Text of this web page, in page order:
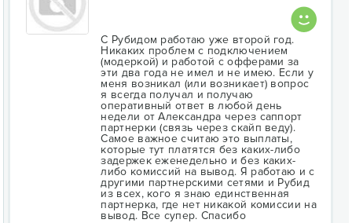
С Рубидом работаю уже второй год.
Никаких проблем с подключением
(модеркой) и работой с офферами за
эти два года не имел и не имею. Если у
меня возникал (или возникает) вопрос
я всегда получал и получаю
оперативный ответ в любой день
недели от Александра через саппорт
партнерки (связь через скайп веду).
Самое важное считаю это выплаты,
которые тут платятся без каких-либо
задержек еженедельно и без каких-
либо комиссий на вывод. Я работаю и с
другими партнерскими сетями и Рубид
из всех, кого я знаю единственная
партнерка, где нет никакой комиссии на
вывод. Все супер. Спасибо